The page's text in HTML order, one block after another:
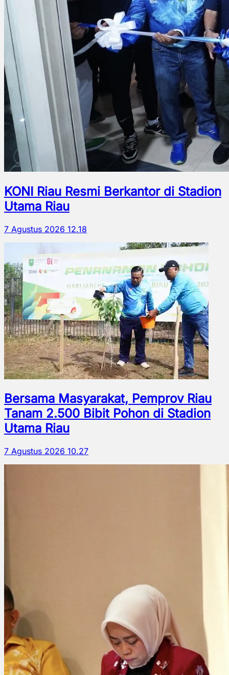
KONI Riau Resmi Berkantor di Stadion
Utama Riau
7 Agustus 2026 12.18
Bersama Masyarakat, Pemprov Riau
Tanam 2.500 Bibit Pohon di Stadion
Utama Riau
7 Agustus 2026 10.27